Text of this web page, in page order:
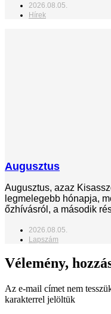
2026.08.05.
Hírek
Augusztus
Augusztus, azaz
legmelegebb hónapja,
őzhívásról, a második
2026.08.05.
Lapszám
Vélemény,
Az e-mail címet nem
karakterrel jelöltük